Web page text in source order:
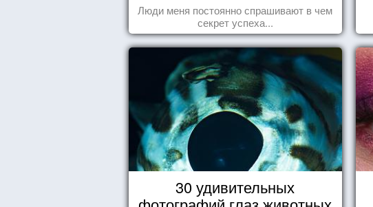
Люди меня постоянно спрашивают в чем
секрет успеха...
30 удивительных